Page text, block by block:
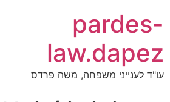
pardes-
law.dapez
עו"ד לענייני משפחה, משה פרדס